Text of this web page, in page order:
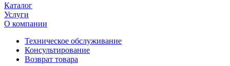
Каталог
Услуги
О компании
Техническое обслуживание
Консультирование
Возврат товара